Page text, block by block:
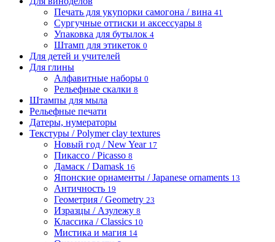
Печать для укупорки самогона / вина 41
Сургучные оттиски и аксессуары 8
Упаковка для бутылок 4
Штамп для этикеток 0
Для детей и учителей
Для глины
Алфавитные наборы 0
Рельефные скалки 8
Штампы для мыла
Рельефные печати
Датеры, нумераторы
Текстуры / Polymer clay textures
Новый год / New Year 17
Пикассо / Picasso 8
Дамаск / Damask 16
Японские орнаменты / Japanese ornaments 13
Античность 19
Геометрия / Geometry 23
Изразцы / Азулежу 8
Классика / Classics 10
Мистика и магия 14